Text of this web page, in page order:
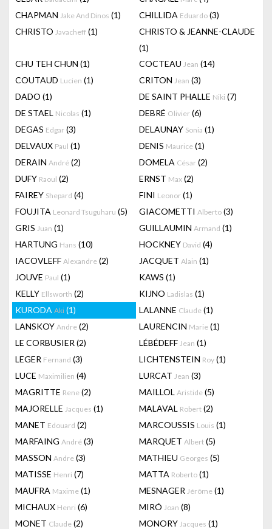
CHAPMAN Jake And Dinos (1) CHILLIDA Eduardo (3)
CHRISTO Javacheff (1)
CHRISTO & JEANNE-CLAUDE
(1)
CHU TEH CHUN (1) COCTEAU Jean (14)
COUTAUD Lucien (1) CRITON Jean (3)
DADO (1) DE SAINT PHALLE Niki (7)
DE STAEL Nicolas (1) DEBRÉ Olivier (6)
DEGAS Edgar (3) DELAUNAY Sonia (1)
DELVAUX Paul (1) DENIS Maurice (1)
DERAIN André (2) DOMELA César (2)
DUFY Raoul (2) ERNST Max (2)
FAIREY Shepard (4) FINI Leonor (1)
FOUJITA Leonard Tsuguharu (5) GIACOMETTI Alberto (3)
GRIS Juan (1) GUILLAUMIN Armand (1)
HARTUNG Hans (10) HOCKNEY David (4)
IACOVLEFF Alexandre (2) JACQUET Alain (1)
JOUVE Paul (1) KAWS (1)
KELLY Ellsworth (2) KIJNO Ladislas (1)
KURODA Aki (1) LALANNE Claude (1)
LANSKOY Andre (2) LAURENCIN Marie (1)
LE CORBUSIER (2) LÉBÉDEFF Jean (1)
LEGER Fernand (3) LICHTENSTEIN Roy (1)
LUCE Maximilien (4) LURCAT Jean (3)
MAGRITTE Rene (2) MAILLOL Aristide (5)
MAJORELLE Jacques (1) MALAVAL Robert (2)
MANET Edouard (2) MARCOUSSIS Louis (1)
MARFAING André (3) MARQUET Albert (5)
MASSON Andre (3) MATHIEU Georges (5)
MATISSE Henri (7) MATTA Roberto (1)
MAUFRA Maxime (1) MESNAGER Jérôme (1)
MICHAUX Henri (6) MIRÓ Joan (8)
MONET Claude (2) MONORY Jacques (1)